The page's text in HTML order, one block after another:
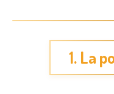
1. La